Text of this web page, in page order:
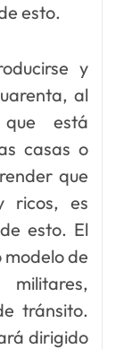
esto.
y
al
está
casas o
que
ricos, es
esto. El
de
tránsito.
dirigido